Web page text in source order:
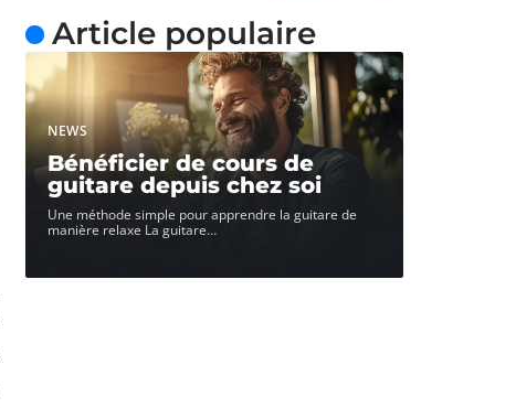
Article populaire
NEWS
Bénéficier de cours de
guitare depuis chez soi
Une méthode simple pour apprendre la guitare de
manière relaxe La guitare…